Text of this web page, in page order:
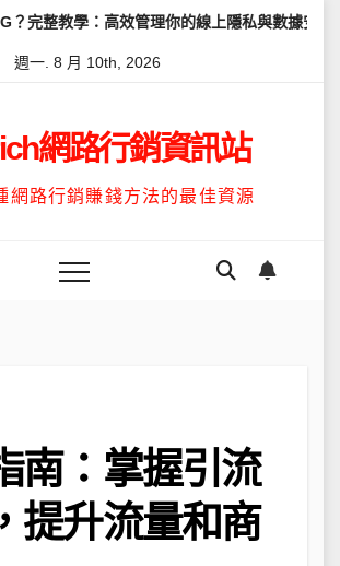
效管理你的線上隱私與數據安全 怎麼讓
週一. 8 月 10th, 2026
網路行銷資訊站
網路行銷賺錢方法的最佳資源
南：掌握引流
提升流量和商